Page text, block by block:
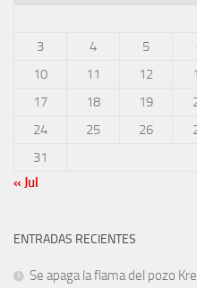
3
4 5
10
11 12
17
18 19
24
25 26
31
« Jul
ENTRADAS RECIENTES
Se apaga la flama del pozo